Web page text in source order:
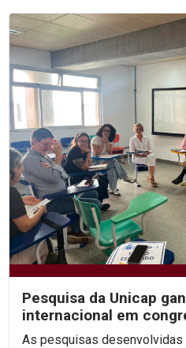
Pesquisa da Unicap
internacional em
México
As pesquisas desenvolvidas